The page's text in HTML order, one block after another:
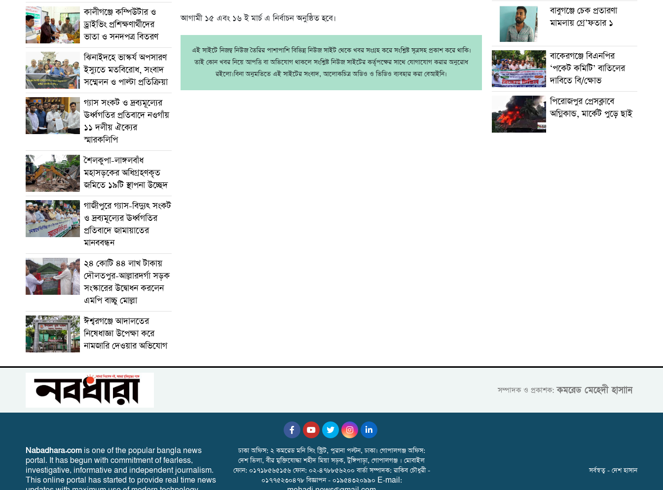
কালীগঞ্জে কম্পিউটার ও
ড্রাইভিং প্রশিক্ষণার্থীদের
ভাতা ও সনদপত্র বিতরণ
ঝিনাইদহে ভাস্কর্য অপসারণ
ইস্যুতে মতবিরোধ, সংবাদ
সম্মেলন ও পাল্টা প্রতিক্রিয়া
গ্যাস সংকট ও দ্রব্যমূল্যের
ঊর্ধ্বগতির প্রতিবাদে নওগাঁয়
১১ দলীয় ঐক্যের
স্মারকলিপি
শৈলকুপা-লাঙ্গলবাঁধ
মহাসড়কের অধিগ্রহণকৃত
জমিতে ১৯টি স্থাপনা উচ্ছেদ
গাজীপুরে গ্যাস-বিদ্যুৎ সংকট
ও দ্রব্যমূল্যের ঊর্ধ্বগতির
প্রতিবাদে জামায়াতের
মানববন্ধন
২৪ কোটি ৪৪ লাখ টাকায়
দৌলতপুর-আল্লারদর্গা সড়ক
সংস্কারের উদ্বোধন করলেন
এমপি বাচ্চু মোল্লা
ঈশ্বরগঞ্জে আদালতের
নিষেধাজ্ঞা উপেক্ষা করে
নামজারি দেওয়ার অভিযোগ
আগামী ১৫ এবং ১৬ ই মার্চ এ নির্বাচন অনুষ্ঠিত হবে।
এই সাইটে নিজম্ব নিউজ তৈরির পাশাপাশি বিভিন্ন নিউজ সাইট থেকে খবর সংগ্রহ করে সংশ্লিষ্ট সূত্রসহ প্রকাশ করে থাকি।
তাই কোন খবর নিয়ে আপত্তি বা অভিযোগ থাকলে সংশ্লিষ্ট নিউজ সাইটের কর্তৃপক্ষের সাথে যোগাযোগ করার অনুরোধ
রইলো।বিনা অনুমতিতে এই সাইটের সংবাদ, আলোকচিত্র অডিও ও ভিডিও ব্যবহার করা বেআইনি।
বাবুগঞ্জে চেক প্রতারণা
মামলায় গ্রে’ফতার ১
বাকেরগঞ্জে বিএনপির
‘পকেট কমিটি’ বাতিলের
দাবিতে বি/ক্ষোভ
পিরোজপুর প্রেসক্লাবে
অগ্নিকান্ড, মার্কেট পুড়ে ছাই
সম্পাদক ও প্রকাশক:কমরেড মেহেদী হাসাান
Nabadhara.com is one of the popular bangla news
portal. It has begun with commitment of fearless,
investigative, informative and independent journalism.
This online portal has started to provide real time news
ঢাকা অফিস: ২ কমরেড মনি সিং স্ট্রিট, পুরানা পল্টন, ঢাকা। গোপালগঞ্জ অফিস:
দেশ ভিলা, বীর মুক্তিযোদ্ধা শহীদ মিয়া সড়ক, টুঙ্গিপাড়া, গোপালগঞ্জ । মোবাইল
ফোন: ০১৭১৮৫৬৫১৫৬ ফোন: ০২-৪৭৮৮৫৬২০০ বার্তা সম্পাদক: রাকিব চৌধুরী -
০১৭৭৫২৩০৪৭৮ বিজ্ঞাপন - ০১৯৫৪৩২০৯৯০ E-mail:
সর্বস্বত্ব - দেশ হাসান